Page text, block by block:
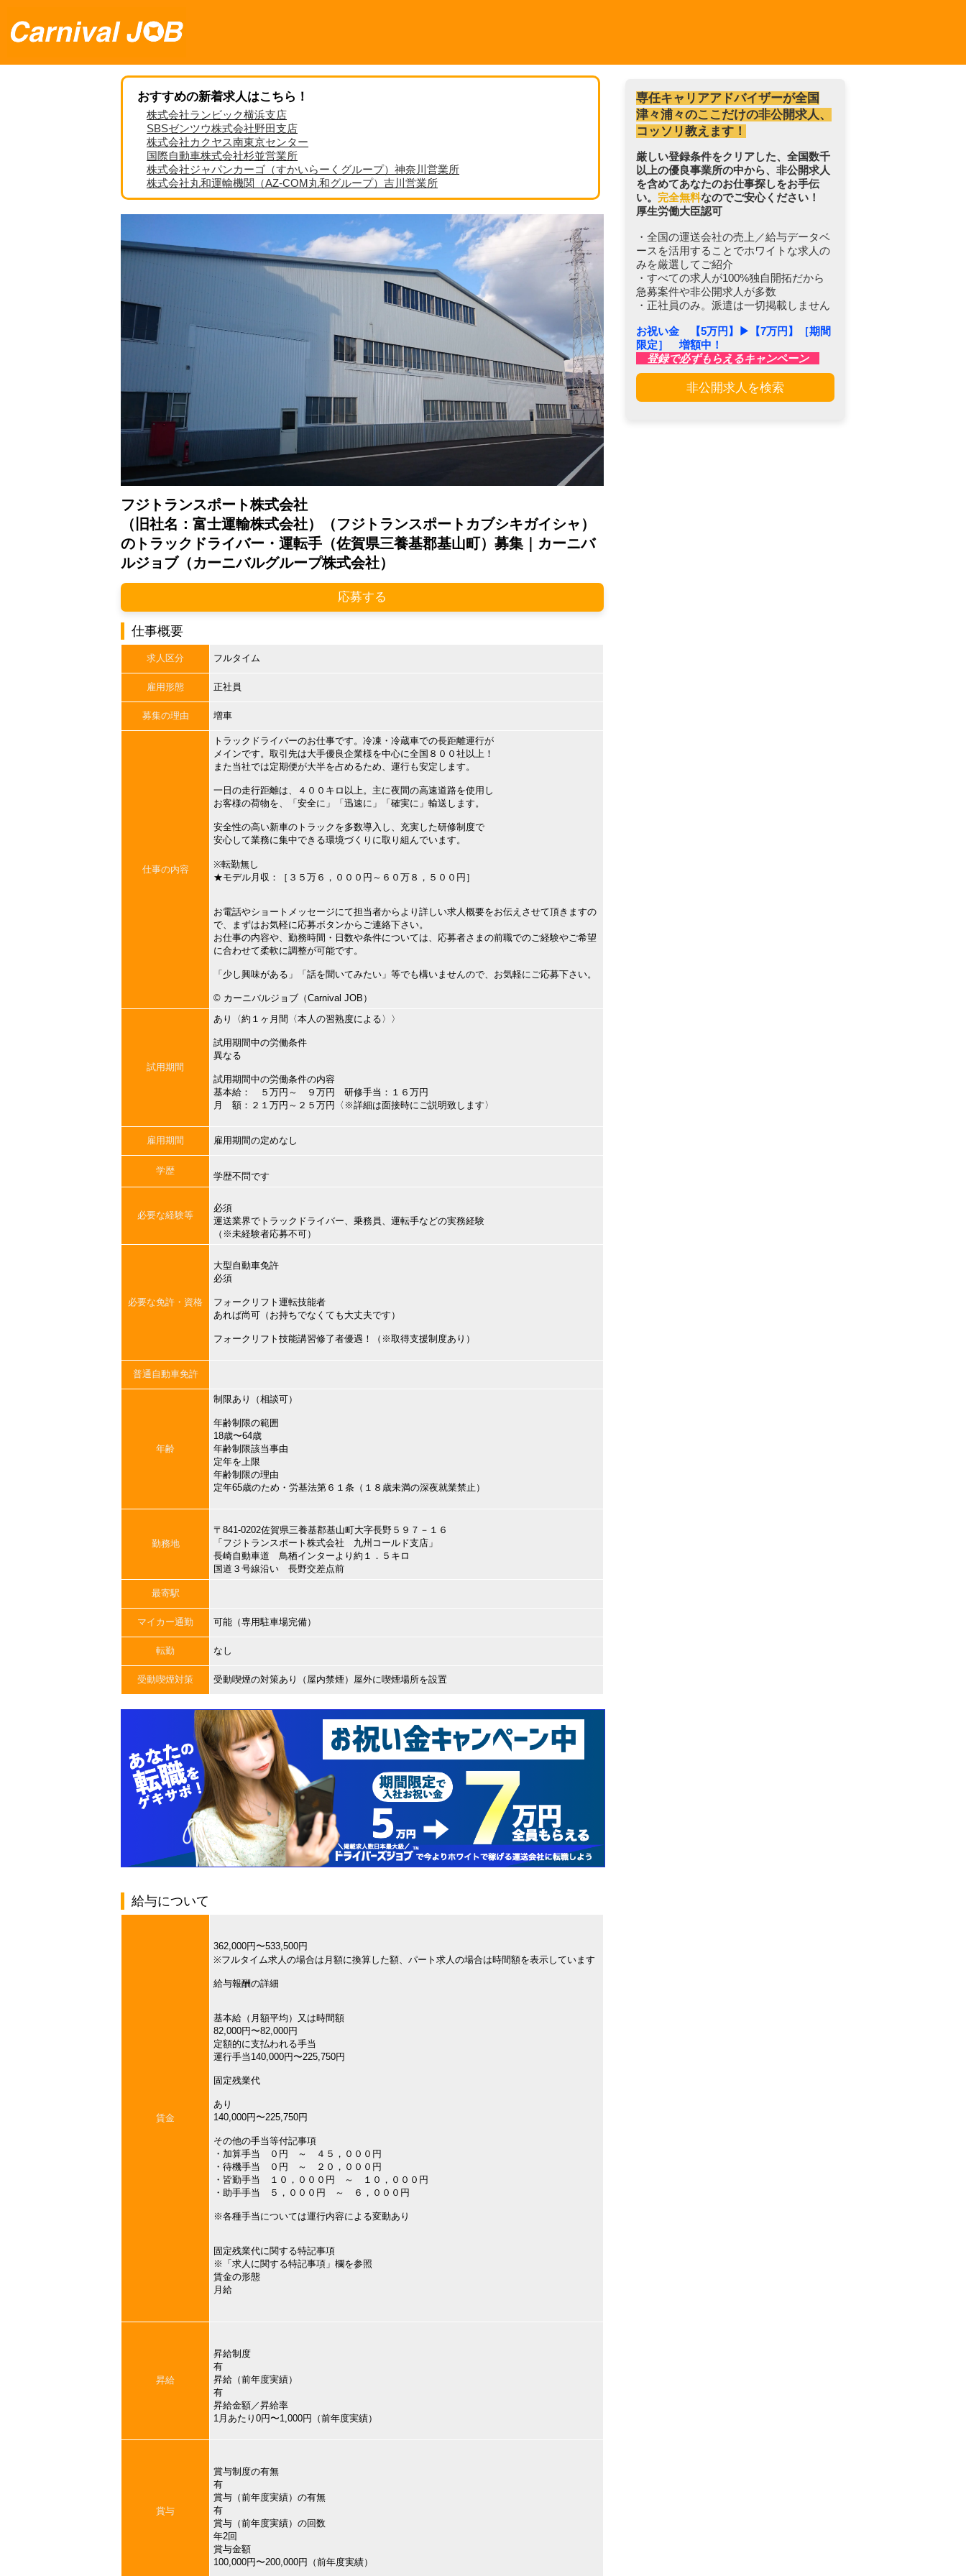
おすすめの新着求人はこちら！
株式会社ランビック横浜支店
SBSゼンツウ株式会社野田支店
株式会社カクヤス南東京センター
国際自動車株式会社杉並営業所
株式会社ジャパンカーゴ（すかいらーくグループ）神奈川営業所
株式会社丸和運輸機関（AZ-COM丸和グループ）吉川営業所
フジトランスポート株式会社
（旧社名：富士運輸株式会社）（フジトランスポートカブシキガイシャ）
のトラックドライバー・運転手（佐賀県三養基郡基山町）募集｜カーニバ
ルジョブ（カーニバルグループ株式会社）
応募する
仕事概要
求人区分 フルタイム
雇用形態 正社員
募集の理由 増車
仕事の内容
トラックドライバーのお仕事です。冷凍・冷蔵車での長距離運行が
メインです。取引先は大手優良企業様を中心に全国８００社以上！
また当社では定期便が大半を占めるため、運行も安定します。
一日の走行距離は、４００キロ以上。主に夜間の高速道路を使用し
お客様の荷物を、「安全に」「迅速に」「確実に」輸送します。
安全性の高い新車のトラックを多数導入し、充実した研修制度で
安心して業務に集中できる環境づくりに取り組んでいます。
※転勤無し
★モデル月収：［３５万６，０００円～６０万８，５００円］
お電話やショートメッセージにて担当者からより詳しい求人概要をお伝えさせて頂きますの
で、まずはお気軽に応募ボタンからご連絡下さい。
お仕事の内容や、勤務時間・日数や条件については、応募者さまの前職でのご経験やご希望
に合わせて柔軟に調整が可能です。
「少し興味がある」「話を聞いてみたい」等でも構いませんので、お気軽にご応募下さい。
©︎ カーニバルジョブ（Carnival JOB）
試用期間
あり〈約１ヶ月間〈本人の習熟度による〉〉
試用期間中の労働条件
異なる
試用期間中の労働条件の内容
基本給： ５万円～ ９万円 研修手当：１６万円
月 額：２１万円～２５万円〈※詳細は面接時にご説明致します〉
雇用期間 雇用期間の定めなし
学歴
学歴不問です
必要な経験等
必須
運送業界でトラックドライバー、乗務員、運転手などの実務経験
（※未経験者応募不可）
必要な免許・資格
大型自動車免許
必須
フォークリフト運転技能者
あれば尚可（お持ちでなくても大丈夫です）
フォークリフト技能講習修了者優遇！（※取得支援制度あり）
普通自動車免許
年齢
制限あり（相談可）
年齢制限の範囲
18歳〜64歳
年齢制限該当事由
定年を上限
年齢制限の理由
定年65歳のため・労基法第６１条（１８歳未満の深夜就業禁止）
勤務地
〒841-0202佐賀県三養基郡基山町大字長野５９７－１６
「フジトランスポート株式会社 九州コールド支店」
長崎自動車道 鳥栖インターより約１．５キロ
国道３号線沿い 長野交差点前
最寄駅
マイカー通勤 可能（専用駐車場完備）
転勤 なし
受動喫煙対策 受動喫煙の対策あり（屋内禁煙）屋外に喫煙場所を設置
給与について
賃金
362,000円〜533,500円
※フルタイム求人の場合は月額に換算した額、パート求人の場合は時間額を表示しています
給与報酬の詳細
基本給（月額平均）又は時間額
82,000円〜82,000円
定額的に支払われる手当
運行手当140,000円〜225,750円
固定残業代
あり
140,000円〜225,750円
その他の手当等付記事項
・加算手当 ０円 ～ ４５，０００円
・待機手当 ０円 ～ ２０，０００円
・皆勤手当 １０，０００円 ～ １０，０００円
・助手手当 ５，０００円 ～ ６，０００円
※各種手当については運行内容による変動あり
固定残業代に関する特記事項
※「求人に関する特記事項」欄を参照
賃金の形態
月給
昇給
昇給制度
有
昇給（前年度実績）
有
昇給金額／昇給率
1月あたり0円〜1,000円（前年度実績）
賞与
賞与制度の有無
有
賞与（前年度実績）の有無
有
賞与（前年度実績）の回数
年2回
賞与金額
100,000円〜200,000円（前年度実績）
専任キャリアアドバイザーが全国
津々浦々のここだけの非公開求人、
コッソリ教えます！
厳しい登録条件をクリアした、全国数千
以上の優良事業所の中から、非公開求人
を含めてあなたのお仕事探しをお手伝
い。 完全無料なのでご安心ください！
厚生労働大臣認可
・全国の運送会社の売上／給与データベ
ースを活用することでホワイトな求人の
みを厳選してご紹介
・すべての求人が100%独自開拓だから
急募案件や非公開求人が多数
・正社員のみ。派遣は一切掲載しません
お祝い金 【5万円】▶︎【7万円】［期間
限定］ 増額中！
登録で必ずもらえるキャンペーン
非公開求人を検索